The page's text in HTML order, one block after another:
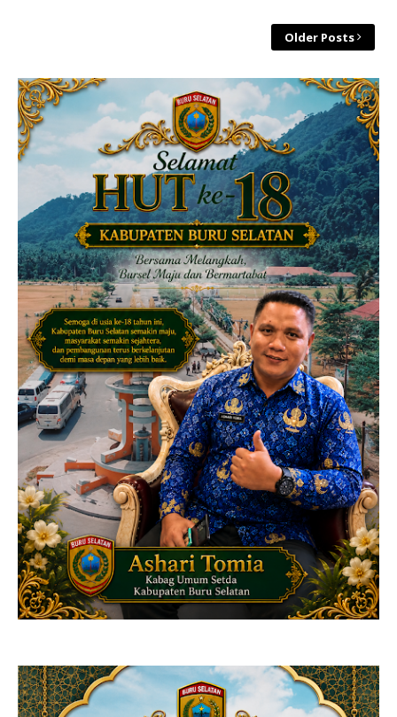
Older Posts